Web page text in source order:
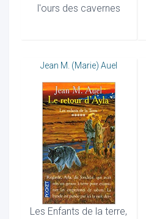
l'ours des cavernes
Jean M. (Marie) Auel
Les Enfants de la terre,